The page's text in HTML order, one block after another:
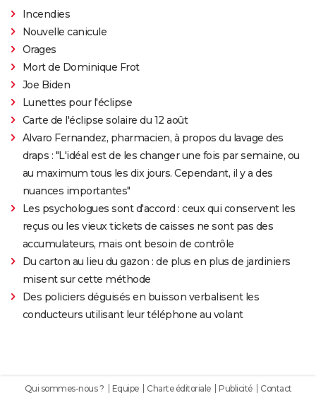
Incendies
Nouvelle canicule
Orages
Mort de Dominique Frot
Joe Biden
Lunettes pour l'éclipse
Carte de l'éclipse solaire du 12 août
Alvaro Fernandez, pharmacien, à propos du lavage des
draps : "L'idéal est de les changer une fois par semaine, ou
au maximum tous les dix jours. Cependant, il y a des
nuances importantes"
Les psychologues sont d'accord : ceux qui conservent les
reçus ou les vieux tickets de caisses ne sont pas des
accumulateurs, mais ont besoin de contrôle
Du carton au lieu du gazon : de plus en plus de jardiniers
misent sur cette méthode
Des policiers déguisés en buisson verbalisent les
conducteurs utilisant leur téléphone au volant
Qui sommes-nous ? Equipe Charte éditoriale Publicité Contact